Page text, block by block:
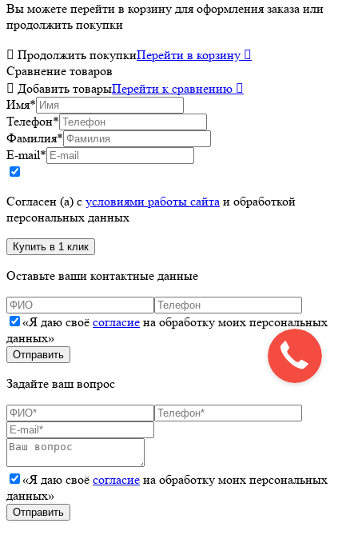
Вы можете перейти в корзину для оформления заказа или
продолжить покупки
 Продолжить покупкиПерейти в корзину 
Сравнение товаров
 Добавить товарыПерейти к сравнению 
Имя*
Телефон*
Фамилия*
E-mail*
Согласен (а) с условиями работы сайта и обработкой
персональных данных
Оставьте ваши контактные данные
«Я даю своё согласие на обработку моих персональных
данных»
Задайте ваш вопрос
«Я даю своё согласие на обработку моих персональных
данных»